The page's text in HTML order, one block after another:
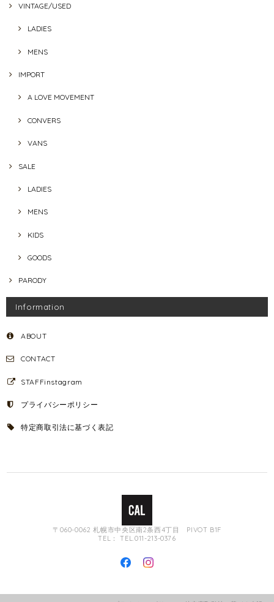
VINTAGE/USED
LADIES
MENS
IMPORT
A LOVE MOVEMENT
CONVERS
VANS
SALE
LADIES
MENS
KIDS
GOODS
PARODY
Information
ABOUT
CONTACT
STAFFinstagram
プライバシーポリシー
特定商取引法に基づく表記
〒060-0062 札幌市中央区南2条西4丁目 PIVOT B1F
TEL： TEL.011-213-0376